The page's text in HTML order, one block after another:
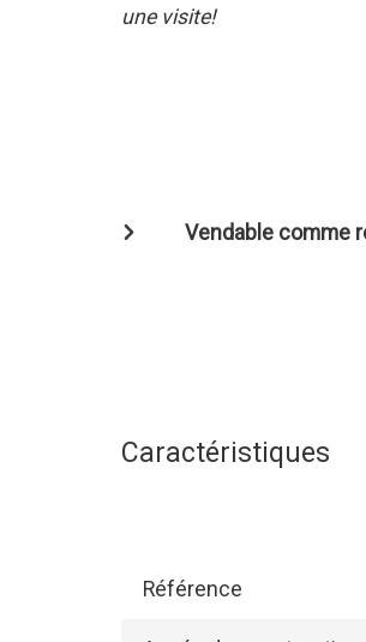
une visite!
Vendable comme
Caractéristiques
Référence